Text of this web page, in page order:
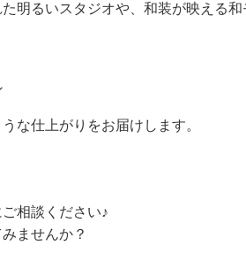
明るいスタジオや、和装が映える
な仕上がりをお届けします。
相談ください♪
ませんか？